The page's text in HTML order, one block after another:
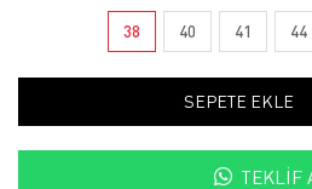
38 40 41 44
SEPETE EKLE
TEKLIF